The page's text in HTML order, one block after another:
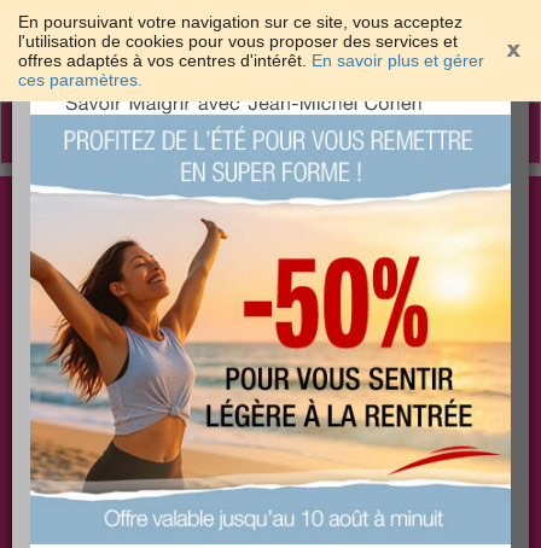
En poursuivant votre navigation sur ce site, vous acceptez
l'utilisation de cookies pour vous proposer des services et
offres adaptés à vos centres d'intérêt. En savoir plus et gérer
ces paramètres.
Toggle
Les meilleures solutions pour maigrir et être bien
dans sa peau
PLUS
EFFICACE
PLUS
SANTÉ
PLUS
COACHING
×